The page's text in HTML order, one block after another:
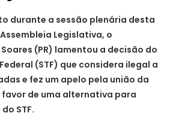
durante a sessão plenária desta
Legislativa, o
(PR) lamentou a decisão do
(STF) que considera ilegal a
e fez um apelo pela união da
de uma alternativa para
STF.